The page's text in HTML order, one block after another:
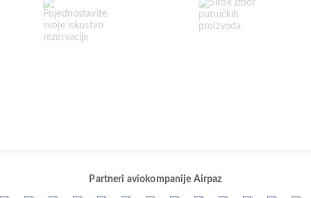
Partneri aviokompanije Airpaz